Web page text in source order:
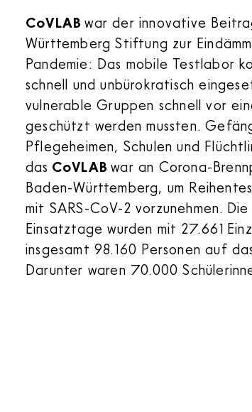
CoVLAB war der innovative
Württemberg Stiftung zur
Pandemie: Das mobile Testlabor
schnell und unbürokratisch
vulnerable Gruppen schnell vor
geschützt werden mussten.
Pflegeheimen, Schulen und
das CoVLAB war an Corona-
Baden-Württemberg, um
mit SARS-CoV-2 vorzunehmen.
Einsatztage wurden mit 27.661
insgesamt 98.160 Personen auf
Darunter waren 70.000